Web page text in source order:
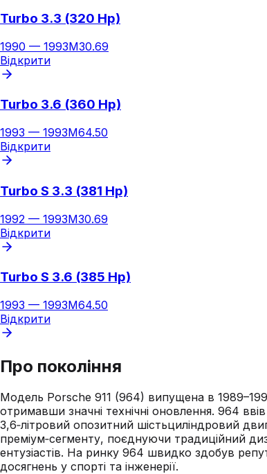
Turbo 3.3 (320 Hp)
1990 — 1993M30.69
Відкрити
Turbo 3.6 (360 Hp)
1993 — 1993M64.50
Відкрити
Turbo S 3.3 (381 Hp)
1992 — 1993M30.69
Відкрити
Turbo S 3.6 (385 Hp)
1993 — 1993M64.50
Відкрити
Про покоління
Модель Porsche 911 (964) випущена в
отримавши значні технічні оновлення. 964
3,6‑літровий опозитний шістьциліндровий
преміум‑сегменту, поєднуючи традиційний
ентузіастів. На ринку 964 швидко здобув
досягнень у спорті та інженерії.